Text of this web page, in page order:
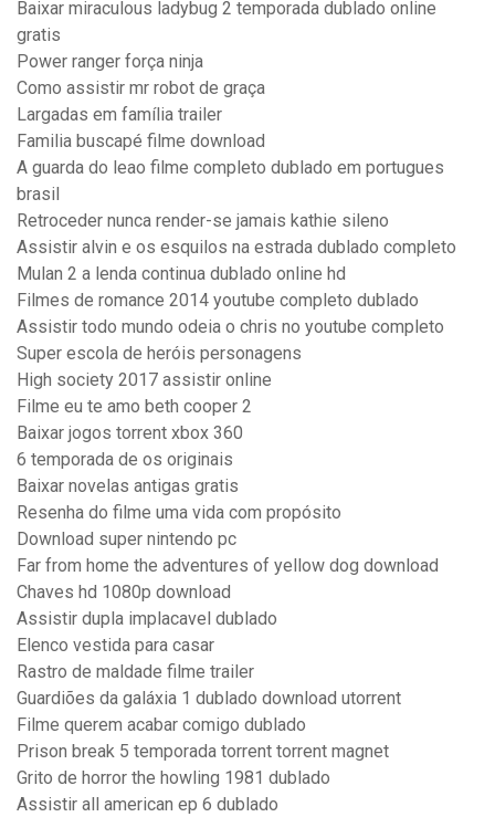
Baixar miraculous ladybug 2 temporada dublado online
gratis
Power ranger força ninja
Como assistir mr robot de graça
Largadas em família trailer
Familia buscapé filme download
A guarda do leao filme completo dublado em portugues
brasil
Retroceder nunca render-se jamais kathie sileno
Assistir alvin e os esquilos na estrada dublado completo
Mulan 2 a lenda continua dublado online hd
Filmes de romance 2014 youtube completo dublado
Assistir todo mundo odeia o chris no youtube completo
Super escola de heróis personagens
High society 2017 assistir online
Filme eu te amo beth cooper 2
Baixar jogos torrent xbox 360
6 temporada de os originais
Baixar novelas antigas gratis
Resenha do filme uma vida com propósito
Download super nintendo pc
Far from home the adventures of yellow dog download
Chaves hd 1080p download
Assistir dupla implacavel dublado
Elenco vestida para casar
Rastro de maldade filme trailer
Guardiões da galáxia 1 dublado download utorrent
Filme querem acabar comigo dublado
Prison break 5 temporada torrent torrent magnet
Grito de horror the howling 1981 dublado
Assistir all american ep 6 dublado